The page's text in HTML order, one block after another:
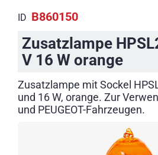
ID B860150
Zusatzlampe
V 16 W orange
Zusatzlampe mit Sockel
und 16 W, orange. Zur
und PEUGEOT-Fahrzeugen.